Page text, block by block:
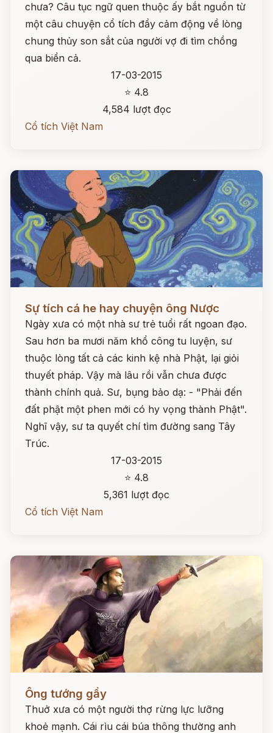
chưa? Câu tục ngữ quen thuộc ấy bắt nguồn từ
một câu chuyện cổ tích đầy cảm động về lòng
chung thủy son sắt của người vợ đi tìm chồng
qua biển cả.
17-03-2015
⭐ 4.8
4,584 lượt đọc
Cổ tích Việt Nam
Sự tích cá he hay chuyện ông Nược
Ngày xưa có một nhà sư trẻ tuổi rất ngoan đạo.
Sau hơn ba mươi năm khổ công tu luyện, sư
thuộc lòng tất cả các kinh kệ nhà Phật, lại giỏi
thuyết pháp. Vậy mà lâu rồi vẫn chưa được
thành chính quả. Sư, bụng bảo dạ: - "Phải đến
đất phật một phen mới có hy vọng thành Phật".
Nghĩ vậy, sư ta quyết chí tìm đường sang Tây
Trúc.
17-03-2015
⭐ 4.8
5,361 lượt đọc
Cổ tích Việt Nam
Đọc ngay
Ông tướng gầy
Thuở xưa có một người thợ rừng lực lưỡng
khoẻ mạnh. Cái rìu cái búa thông thường anh